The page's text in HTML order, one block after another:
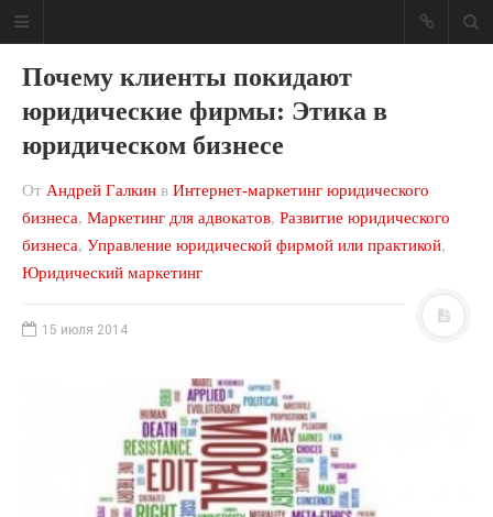
Блог о юридическом
бизнесе
Ваша юридическая фирма может
приносить больше денег!
МЕНЮ САЙТА
Почему клиенты покидают
юридические фирмы: Этика в
юридическом бизнесе
От Андрей Галкин в Интернет-маркетинг юридического
бизнеса, Маркетинг для адвокатов, Развитие юридического
бизнеса, Управление юридической фирмой или практикой,
Юридический маркетинг
15 июля 2014